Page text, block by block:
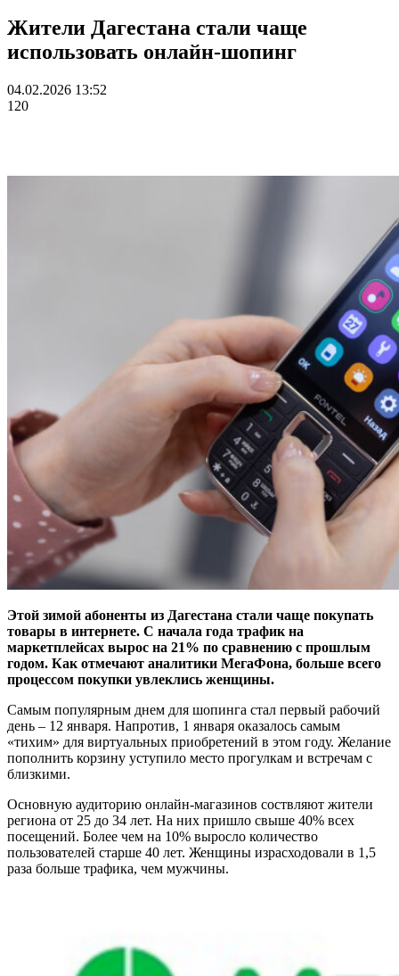
Жители Дагестана стали чаще
использовать онлайн-шопинг
04.02.2026 13:52
120
Этой зимой абоненты из Дагестана стали чаще покупать
товары в интернете. С начала года трафик на
маркетплейсах вырос на 21% по сравнению с прошлым
годом. Как отмечают аналитики МегаФона, больше всего
процессом покупки увлеклись женщины.
Самым популярным днем для шопинга стал первый рабочий
день – 12 января. Напротив, 1 января оказалось самым
«тихим» для виртуальных приобретений в этом году. Желание
пополнить корзину уступило место прогулкам и встречам с
близкими.
Основную аудиторию онлайн-магазинов соствляют жители
региона от 25 до 34 лет. На них пришло свыше 40% всех
посещений. Более чем на 10% выросло количество
пользователей старше 40 лет. Женщины израсходовали в 1,5
раза больше трафика, чем мужчины.